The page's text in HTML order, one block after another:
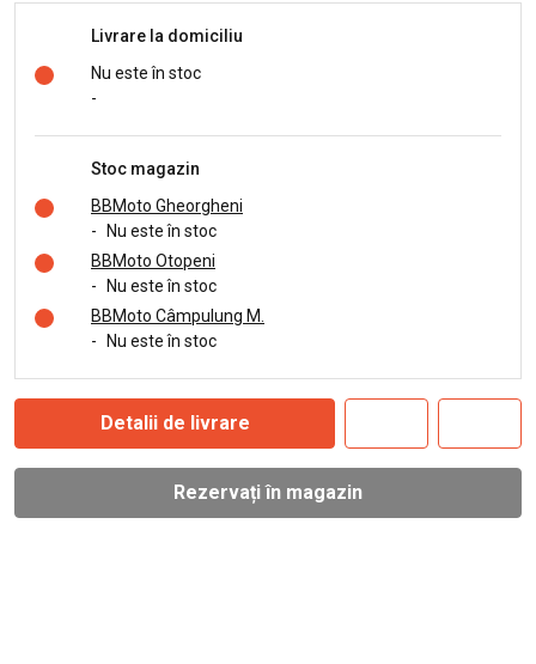
Livrare la domiciliu
Nu este în stoc
-
Stoc magazin
BBMoto Gheorgheni
- Nu este în stoc
BBMoto Otopeni
- Nu este în stoc
BBMoto Câmpulung M.
- Nu este în stoc
Detalii de livrare
Rezervați în magazin